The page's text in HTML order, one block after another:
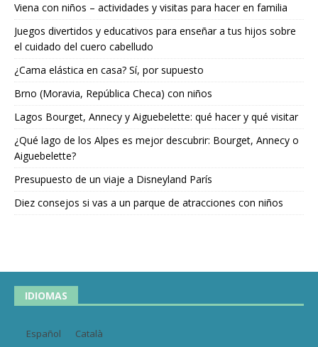
Viena con niños – actividades y visitas para hacer en familia
Juegos divertidos y educativos para enseñar a tus hijos sobre
el cuidado del cuero cabelludo
¿Cama elástica en casa? Sí, por supuesto
Brno (Moravia, República Checa) con niños
Lagos Bourget, Annecy y Aiguebelette: qué hacer y qué visitar
¿Qué lago de los Alpes es mejor descubrir: Bourget, Annecy o
Aiguebelette?
Presupuesto de un viaje a Disneyland París
Diez consejos si vas a un parque de atracciones con niños
IDIOMAS
Español Català